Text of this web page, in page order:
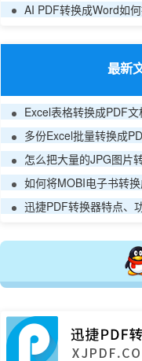
AI PDF转换成Word如
最新
Excel表格转换成PDF
多份Excel批量转换成
怎么把大量的JPG图片
如何将MOBI电子书转
迅捷PDF转换器特点、